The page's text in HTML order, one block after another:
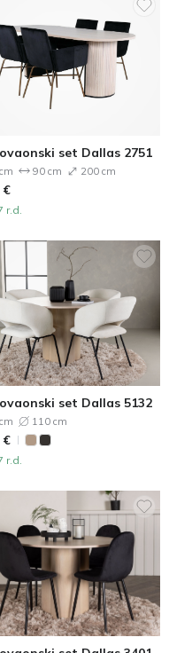
set Dallas 2751
90 cm 200 cm
€
r.d.
set Dallas 5132
110 cm
€
r.d.